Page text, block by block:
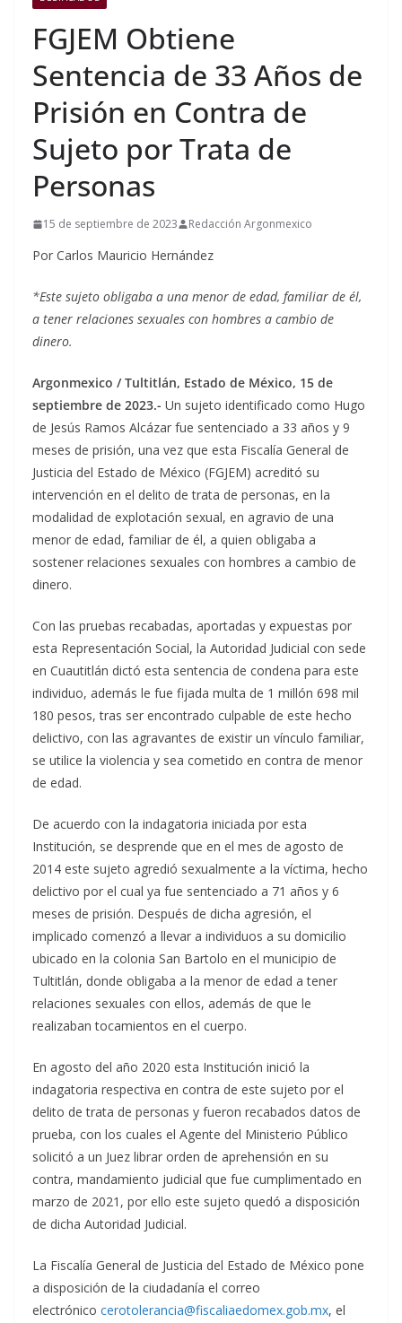
FGJEM Obtiene
Sentencia de 33 Años de
Prisión en Contra de
Sujeto por Trata de
Personas
15 de septiembre de 2023 Redacción Argonmexico
Por Carlos Mauricio Hernández
*Este sujeto obligaba a una menor de edad, familiar de él,
a tener relaciones sexuales con hombres a cambio de
dinero.
Argonmexico / Tultitlán, Estado de México, 15 de
septiembre de 2023.- Un sujeto identificado como Hugo
de Jesús Ramos Alcázar fue sentenciado a 33 años y 9
meses de prisión, una vez que esta Fiscalía General de
Justicia del Estado de México (FGJEM) acreditó su
intervención en el delito de trata de personas, en la
modalidad de explotación sexual, en agravio de una
menor de edad, familiar de él, a quien obligaba a
sostener relaciones sexuales con hombres a cambio de
dinero.
Con las pruebas recabadas, aportadas y expuestas por
esta Representación Social, la Autoridad Judicial con sede
en Cuautitlán dictó esta sentencia de condena para este
individuo, además le fue fijada multa de 1 millón 698 mil
180 pesos, tras ser encontrado culpable de este hecho
delictivo, con las agravantes de existir un vínculo familiar,
se utilice la violencia y sea cometido en contra de menor
de edad.
De acuerdo con la indagatoria iniciada por esta
Institución, se desprende que en el mes de agosto de
2014 este sujeto agredió sexualmente a la víctima, hecho
delictivo por el cual ya fue sentenciado a 71 años y 6
meses de prisión. Después de dicha agresión, el
implicado comenzó a llevar a individuos a su domicilio
ubicado en la colonia San Bartolo en el municipio de
Tultitlán, donde obligaba a la menor de edad a tener
relaciones sexuales con ellos, además de que le
realizaban tocamientos en el cuerpo.
En agosto del año 2020 esta Institución inició la
indagatoria respectiva en contra de este sujeto por el
delito de trata de personas y fueron recabados datos de
prueba, con los cuales el Agente del Ministerio Público
solicitó a un Juez librar orden de aprehensión en su
contra, mandamiento judicial que fue cumplimentado en
marzo de 2021, por ello este sujeto quedó a disposición
de dicha Autoridad Judicial.
La Fiscalía General de Justicia del Estado de México pone
a disposición de la ciudadanía el correo
electrónico cerotolerancia@fiscaliaedomex.gob.mx, el